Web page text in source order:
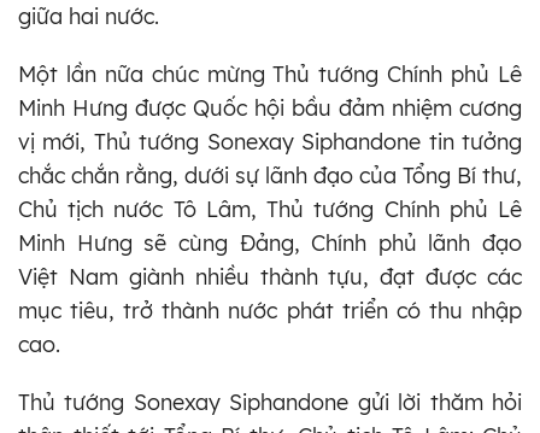
giữa hai nước.
Một lần nữa chúc mừng Thủ tướng Chính phủ Lê
Minh Hưng được Quốc hội bầu đảm nhiệm cương
vị mới, Thủ tướng Sonexay Siphandone tin tưởng
chắc chắn rằng, dưới sự lãnh đạo của Tổng Bí thư,
Chủ tịch nước Tô Lâm, Thủ tướng Chính phủ Lê
Minh Hưng sẽ cùng Đảng, Chính phủ lãnh đạo
Việt Nam giành nhiều thành tựu, đạt được các
mục tiêu, trở thành nước phát triển có thu nhập
cao.
Thủ tướng Sonexay Siphandone gửi lời thăm hỏi